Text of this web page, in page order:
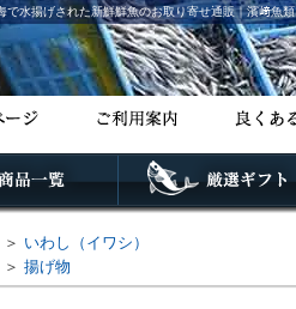
で水揚げされた新鮮鮮魚のお取り寄せ通販｜濱﨑魚類
＞ いわし（イワシ）
＞ 揚げ物